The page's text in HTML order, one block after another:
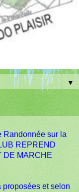
▼
Randonnée sur la
REPREND
DE MARCHE
proposées et selon